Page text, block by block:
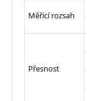
Měřicí rozsah
Přesnost